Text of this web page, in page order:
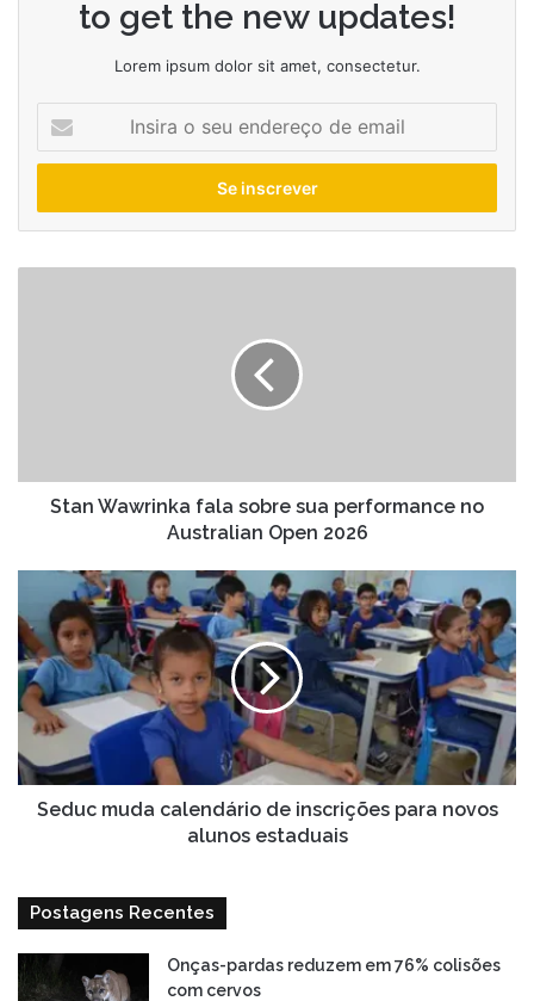
to get the new updates!
Lorem ipsum dolor sit amet, consectetur.
seu
de
email
Open
2026Stan Wawrinka fala sobre sua performance no
Australian Open 2026
muda
calendário
de
inscrições
para
novos
alunos
estaduais
Seduc muda calendário de inscrições para novos
alunos estaduais
Postagens Recentes
Onças-pardas reduzem em 76% colisões
com cervos